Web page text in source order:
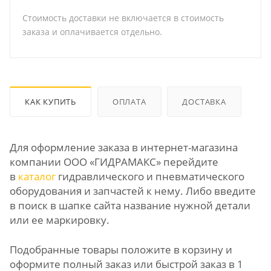
Стоимость доставки не включается в стоимость
заказа и оплачивается отдельно.
КАК КУПИТЬ ОПЛАТА ДОСТАВКА
Для оформление заказа в интернет-магазина
компании ООО «ГИДРАМАКС» перейдите
в каталог гидравлического и пневматического
оборудования и запчастей к нему. Либо введите
в поиск в шапке сайта название нужной детали
или ее маркировку.
Подобранные товары положите в корзину и
оформите полный заказ или быстрой заказ в 1